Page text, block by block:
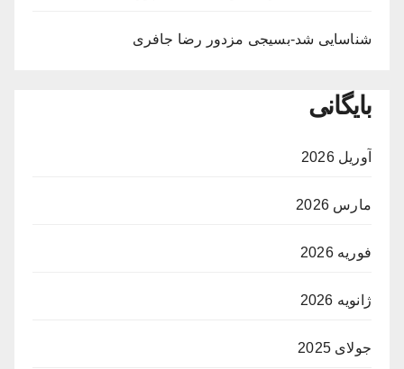
شناسایی شد-بسيجى مزدور رضا جافری
بایگانی
آوریل 2026
مارس 2026
فوریه 2026
ژانویه 2026
جولای 2025